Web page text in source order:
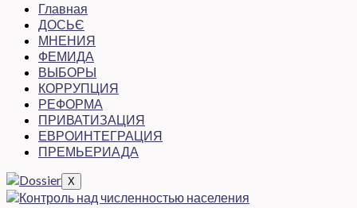
Главная
ДОСЬЄ
МНЕНИЯ
ФЕМИДА
ВЫБОРЫ
КОРРУПЦИЯ
РЕФОРМА
ПРИВАТИЗАЦИЯ
ЕВРОИНТЕГРАЦИЯ
ПРЕМЬЕРИАДА
X